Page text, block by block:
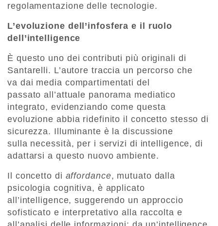
regolamentazione delle tecnologie.
L’evoluzione dell’infosfera e il ruolo
dell’intelligence
È questo uno dei contributi più originali di
Santarelli. L’autore traccia un percorso che
va dai media compartimentati del
passato all’attuale panorama mediatico
integrato, evidenziando come questa
evoluzione abbia ridefinito il concetto stesso di
sicurezza. Illuminante è la discussione
sulla necessità, per i servizi di intelligence, di
adattarsi a questo nuovo ambiente.
Il concetto di affordance, mutuato dalla
psicologia cognitiva, è applicato
all’intelligence, suggerendo un approccio
sofisticato e interpretativo alla raccolta e